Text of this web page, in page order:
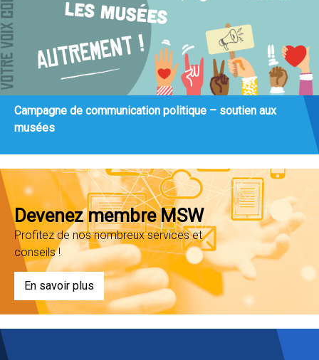
Campagne de communication politique – soutien aux
musées
Devenez membre MSW
Profitez de nos nombreux services et
conseils !
En savoir plus